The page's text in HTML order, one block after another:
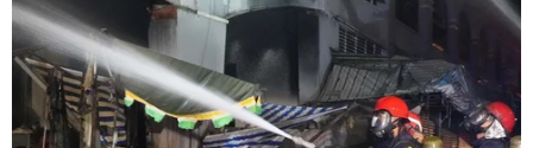
Quang cảnh Hội nghị Chuyển đổi quy tắc cụ thể mặt hàng
trong khuôn khổ AKFTA ở Quảng Ninh:. (Ảnh: Đức Hiếu/TTXVN)
Sáng 25/3, tại thành phố Hạ Long (tỉnh Quảng